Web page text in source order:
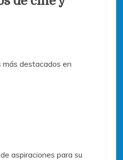
más destacados en
aspiraciones para su